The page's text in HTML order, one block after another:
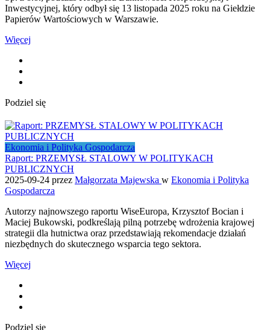
Inwestycyjnej, który odbył się 13 listopada 2025 roku na Giełdzie
Papierów Wartościowych w Warszawie.
Więcej
Podziel się
Ekonomia i Polityka Gospodarcza
Raport: PRZEMYSŁ STALOWY W POLITYKACH
PUBLICZNYCH
2025-09-24 przez Małgorzata Majewska w Ekonomia i Polityka
Gospodarcza
Autorzy najnowszego raportu WiseEuropa, Krzysztof Bocian i
Maciej Bukowski, podkreślają pilną potrzebę wdrożenia krajowej
strategii dla hutnictwa oraz przedstawiają rekomendacje działań
niezbędnych do skutecznego wsparcia tego sektora.
Więcej
Podziel się